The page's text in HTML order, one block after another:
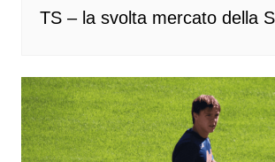
TS – la svolta mercato della